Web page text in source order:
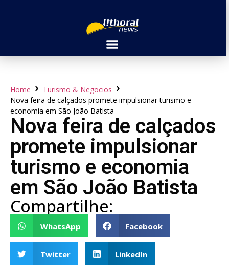
Home
Turismo & Negocios
Nova feira de calçados promete impulsionar turismo e
economia em São João Batista
Nova feira de calçados
promete impulsionar
turismo e economia
em São João Batista
Compartilhe:
WhatsApp Facebook
Twitter LinkedIn